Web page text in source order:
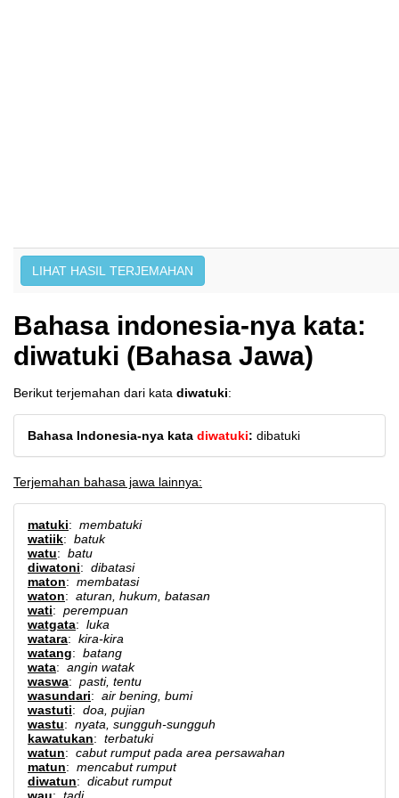
Bahasa indonesia-nya kata:
diwatuki (Bahasa Jawa)
Berikut terjemahan dari kata diwatuki:
Bahasa Indonesia-nya kata diwatuki: dibatuki
Terjemahan bahasa jawa lainnya:
matuki: membatuki
watiik: batuk
watu: batu
diwatoni: dibatasi
maton: membatasi
waton: aturan, hukum, batasan
wati: perempuan
watgata: luka
watara: kira-kira
watang: batang
wata: angin watak
waswa: pasti, tentu
wasundari: air bening, bumi
wastuti: doa, pujian
wastu: nyata, sungguh-sungguh
kawatukan: terbatuki
watun: cabut rumput pada area persawahan
matun: mencabut rumput
diwatun: dicabut rumput